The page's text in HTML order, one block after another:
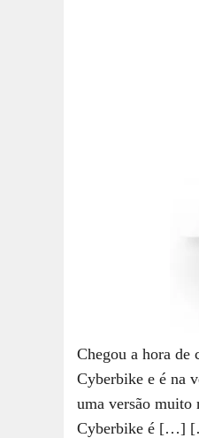
Chegou a hora
Cyberbike e é na
uma versão muito
Cyberbike é […]